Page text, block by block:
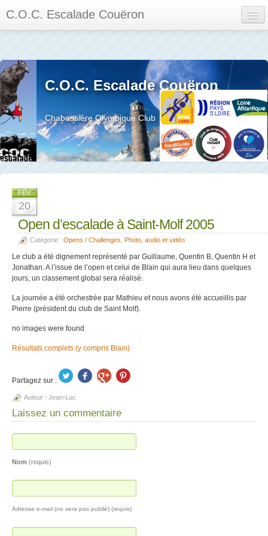
C.O.C. Escalade Couëron
Calendrier des événements et des compétitions
Les membres
Les séances
Privée
La salle et le mur
C.O.C. Escalade Couëron
Chabossière Olympique Club
FÉV
20
Open d’escalade à Saint-Molf 2005
Catégorie : Opens / Challenges Photo, audio et vidéo
Le club a été dignement représenté par Guillaume, Quentin B, Quentin H et
Jonathan. A l’issue de l’open et celui de Blain qui aura lieu dans quelques
jours, un classement global sera réalisé.
La journée a été orchestrée par Mathieu et nous avons été accueillis par
Pierre (président du club de Saint Molf).
no images were found
Résultats complets (y compris Blain)
Partagez sur :
Auteur : Jean-Luc
Laissez un commentaire
Nom (requis)
Adresse e-mail (ne sera pas publié) (requis)